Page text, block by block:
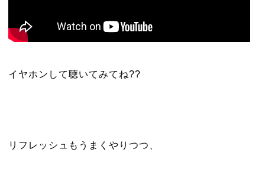
イヤホンして聴いてみてね??
リフレッシュもうまくやりつつ、